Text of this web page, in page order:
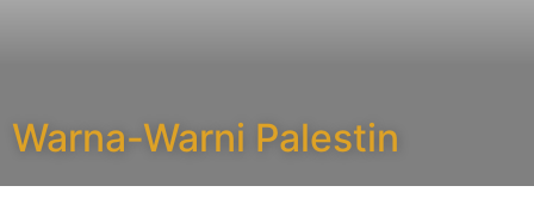
Warna-Warni Palestin